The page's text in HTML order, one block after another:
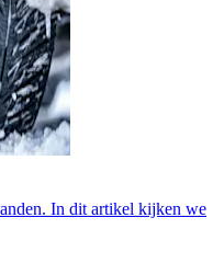
In dit artikel kijken we